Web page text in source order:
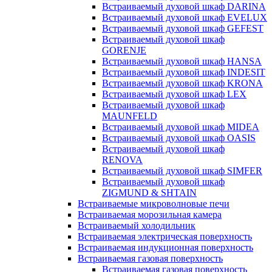
Встраиваемый духовой шкаф DARINA
Встраиваемый духовой шкаф EVELUX
Встраиваемый духовой шкаф GEFEST
Встраиваемый духовой шкаф
GORENJE
Встраиваемый духовой шкаф HANSA
Встраиваемый духовой шкаф INDESIT
Встраиваемый духовой шкаф KRONA
Встраиваемый духовой шкаф LEX
Встраиваемый духовой шкаф
MAUNFELD
Встраиваемый духовой шкаф MIDEA
Встраиваемый духовой шкаф OASIS
Встраиваемый духовой шкаф
RENOVA
Встраиваемый духовой шкаф SIMFER
Встраиваемый духовой шкаф
ZIGMUND & SHTAIN
Встраиваемые микроволновые печи
Встраиваемая морозильная камера
Встраиваемый холодильник
Встраиваемая электрическая поверхность
Встраиваемая индукционная поверхность
Встраиваемая газовая поверхность
Встраиваемая газовая поверхность